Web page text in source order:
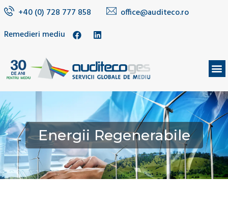
+40 (0) 728 777 858
office@auditeco.ro
Remedieri mediu
Energii Regenerabile